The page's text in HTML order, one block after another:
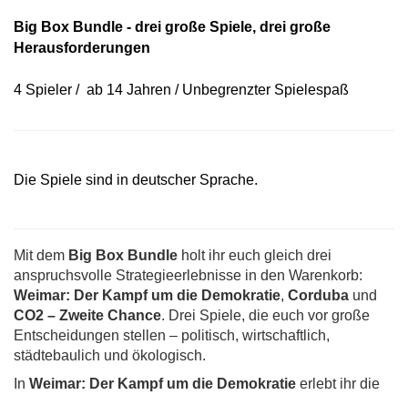
Big Box Bundle - drei große Spiele, drei große
Herausforderungen
4 Spieler / ab 14 Jahren / Unbegrenzter Spielespaß
Die Spiele sind in deutscher Sprache.
Mit dem Big Box Bundle holt ihr euch gleich drei
anspruchsvolle Strategieerlebnisse in den Warenkorb:
Weimar: Der Kampf um die Demokratie, Corduba und
CO2 – Zweite Chance. Drei Spiele, die euch vor große
Entscheidungen stellen – politisch, wirtschaftlich,
städtebaulich und ökologisch.
In Weimar: Der Kampf um die Demokratie erlebt ihr die